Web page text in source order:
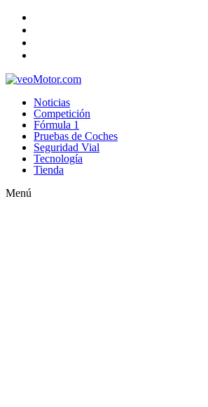
Noticias
Competición
Fórmula 1
Pruebas de Coches
Seguridad Vial
Tecnología
Tienda
Menú